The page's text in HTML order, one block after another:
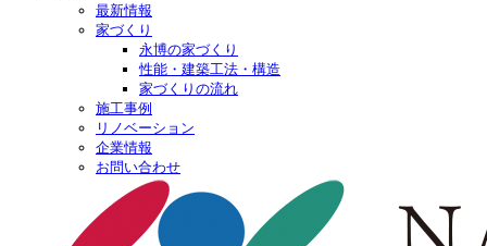
最新情報
家づくり
永博の家づくり
性能・建築工法・構造
家づくりの流れ
施工事例
リノベーション
企業情報
お問い合わせ